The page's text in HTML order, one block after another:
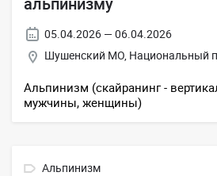
05.04.2026 — 06.04.2026
Шушенский МО, Национальный
Альпинизм (скайранинг -
мужчины, женщины)
Альпинизм